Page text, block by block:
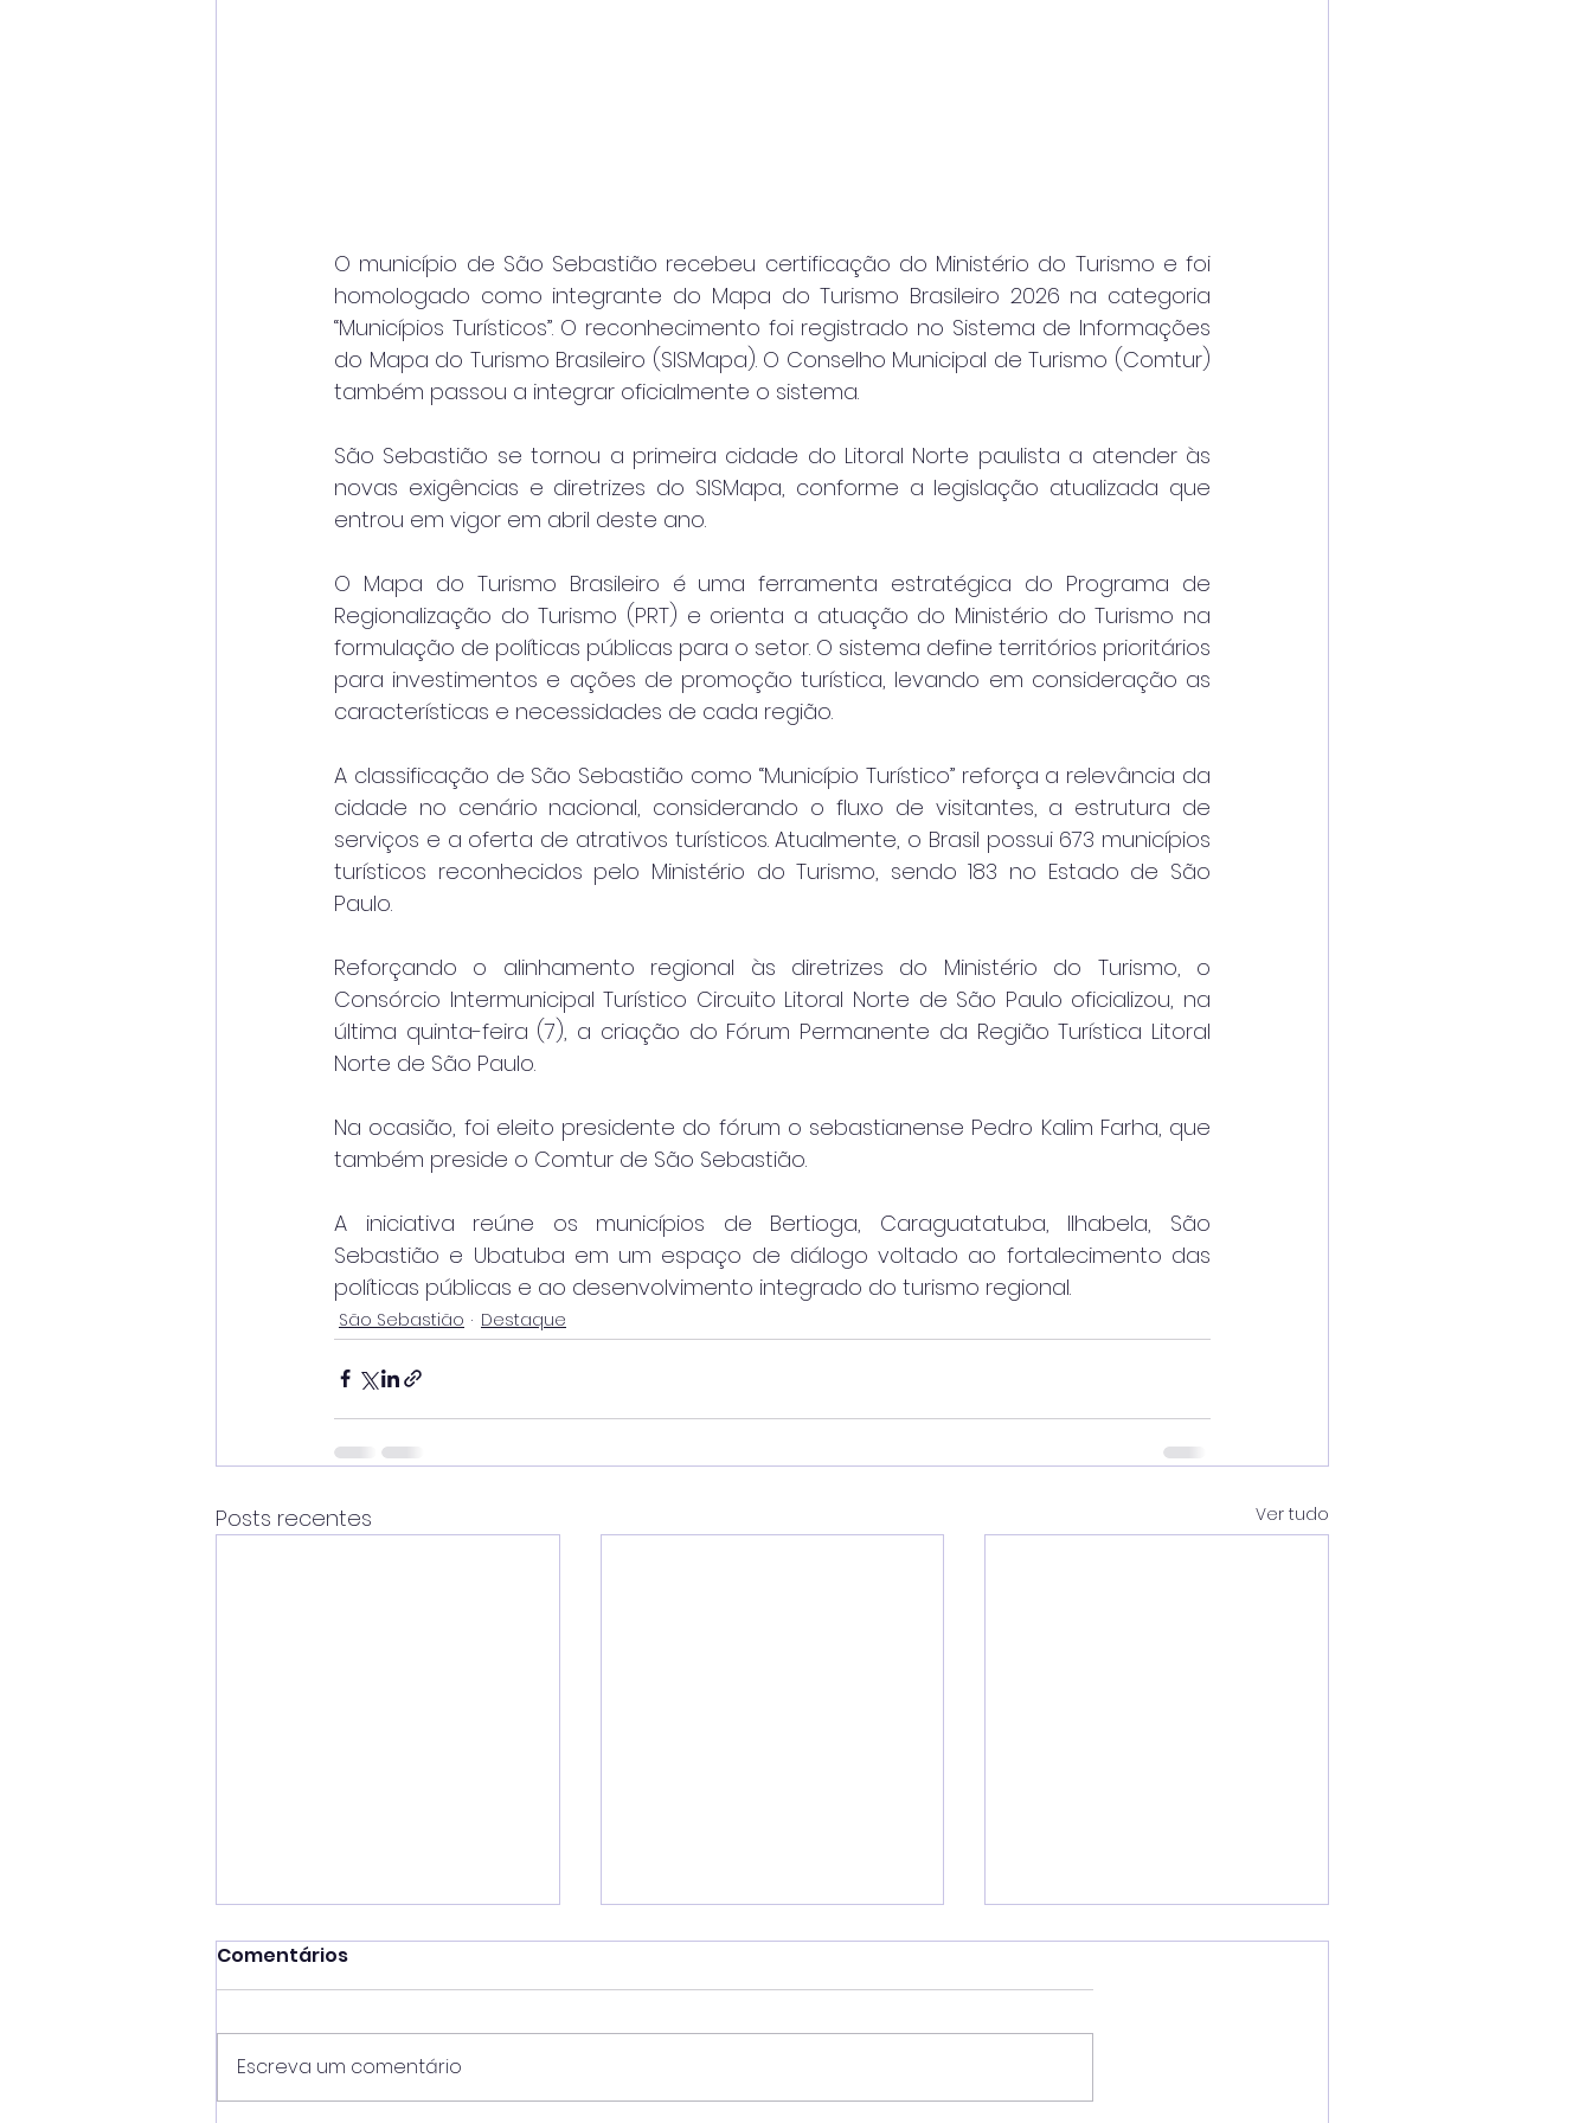
O município de São Sebastião recebeu certificação do Ministério do Turismo e foi
homologado como integrante do Mapa do Turismo Brasileiro 2026 na categoria
“Municípios Turísticos”. O reconhecimento foi registrado no Sistema de Informações
do Mapa do Turismo Brasileiro (SISMapa). O Conselho Municipal de Turismo (Comtur)
também passou a integrar oficialmente o sistema.
São Sebastião se tornou a primeira cidade do Litoral Norte paulista a atender às
novas exigências e diretrizes do SISMapa, conforme a legislação atualizada que
entrou em vigor em abril deste ano.
O Mapa do Turismo Brasileiro é uma ferramenta estratégica do Programa de
Regionalização do Turismo (PRT) e orienta a atuação do Ministério do Turismo na
formulação de políticas públicas para o setor. O sistema define territórios prioritários
para investimentos e ações de promoção turística, levando em consideração as
características e necessidades de cada região.
A classificação de São Sebastião como “Município Turístico” reforça a relevância da
cidade no cenário nacional, considerando o fluxo de visitantes, a estrutura de
serviços e a oferta de atrativos turísticos. Atualmente, o Brasil possui 673 municípios
turísticos reconhecidos pelo Ministério do Turismo, sendo 183 no Estado de São
Paulo.
Reforçando o alinhamento regional às diretrizes do Ministério do Turismo, o
Consórcio Intermunicipal Turístico Circuito Litoral Norte de São Paulo oficializou, na
última quinta-feira (7), a criação do Fórum Permanente da Região Turística Litoral
Norte de São Paulo.
Na ocasião, foi eleito presidente do fórum o sebastianense Pedro Kalim Farha, que
também preside o Comtur de São Sebastião.
A iniciativa reúne os municípios de Bertioga, Caraguatatuba, Ilhabela, São
Sebastião e Ubatuba em um espaço de diálogo voltado ao fortalecimento das
políticas públicas e ao desenvolvimento integrado do turismo regional.
São Sebastião Destaque
Posts recentes Ver tudo
Comentários
Escreva um comentário